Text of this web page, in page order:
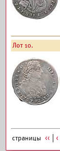
Лот 10.
страницы << <